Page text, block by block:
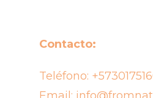
Contacto:
Teléfono: